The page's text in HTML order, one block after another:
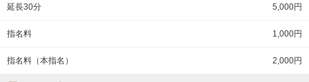
延長30分 5,000円
指名料 1,000円
指名料（本指名） 2,000円